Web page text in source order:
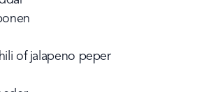
of jalapeno peper